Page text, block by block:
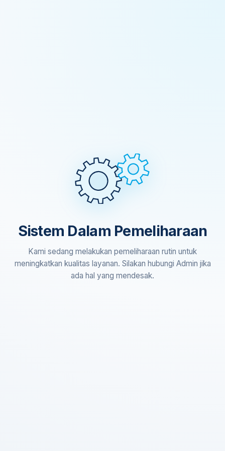
Sistem Dalam Pemeliharaan
Kami sedang melakukan pemeliharaan rutin untuk
meningkatkan kualitas layanan. Silakan hubungi Admin jika
ada hal yang mendesak.